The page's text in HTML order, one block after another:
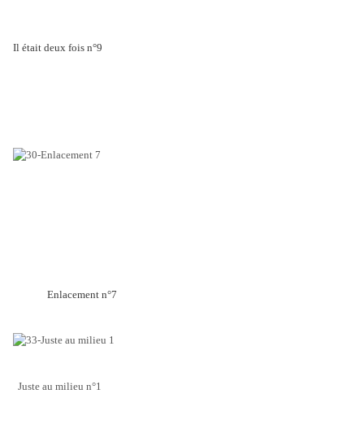
Il était deux fois n°9
Enlacement n°7
Juste au milieu n°1